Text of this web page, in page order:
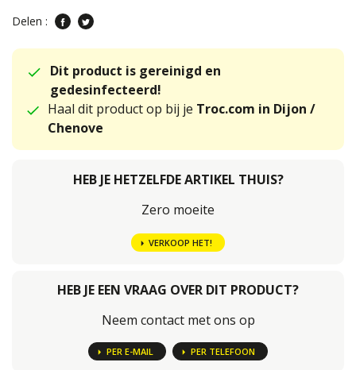
Delen :
Dit product is gereinigd en
gedesinfecteerd!
Haal dit product op bij je Troc.com in Dijon /
Chenove
HEB JE HETZELFDE ARTIKEL THUIS?
Zero moeite
VERKOOP HET!
HEB JE EEN VRAAG OVER DIT PRODUCT?
Neem contact met ons op
PER E-MAIL PER TELEFOON